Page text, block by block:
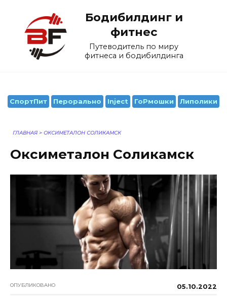
содержанию
Бодибилдинг и
фитнес
Путеводитель по миру
фитнеса и бодибилдинга
СпортПит Перорально Inject ГоРмошки Липолики
ГЛАВНАЯ > ОКСИМЕТАЛОН СОЛИКАМСК
Оксиметалон Соликамск
ОПУБЛИКОВАНО 05.10.2022